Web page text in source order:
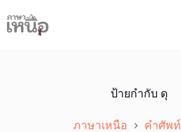
to
content
ป้ายกำกับ ดุ
ภาษาเหนือ คำศัพท์